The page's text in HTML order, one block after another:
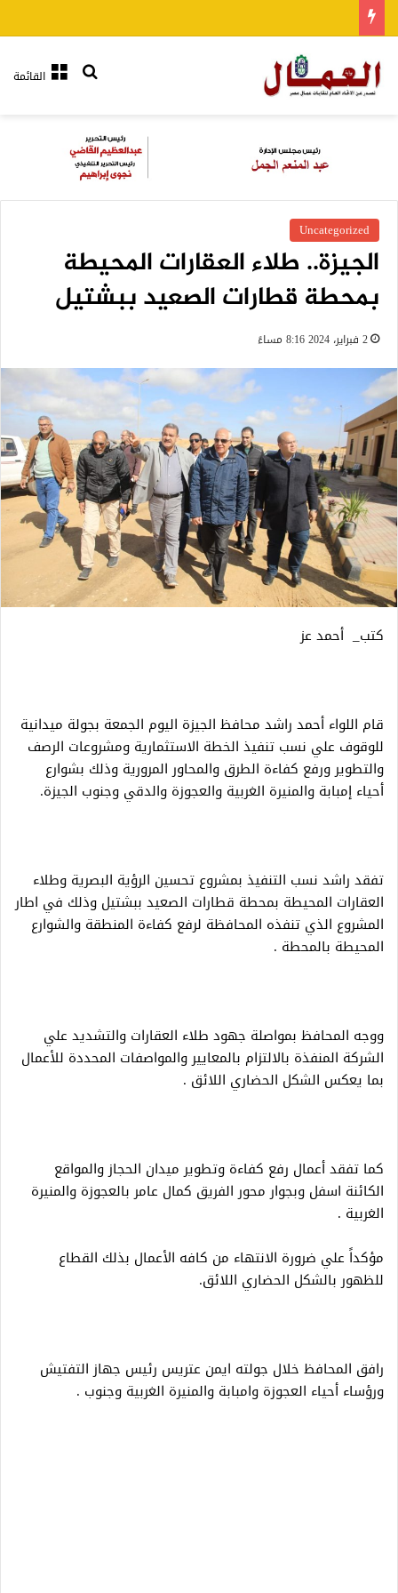
القائمةبحث عن
Uncategorized
الجيزة.. طلاء العقارات المحيطة
بمحطة قطارات الصعيد ببشتيل
2 فبراير، 2024 8:16 مساءً
كتب_ أحمد عز
قام اللواء أحمد راشد محافظ الجيزة اليوم الجمعة بجولة ميدانية
للوقوف علي نسب تنفيذ الخطة الاستثمارية ومشروعات الرصف
والتطوير ورفع كفاءة الطرق والمحاور المرورية وذلك بشوارع
أحياء إمبابة والمنيرة الغربية والعجوزة والدقي وجنوب الجيزة.
تفقد راشد نسب التنفيذ بمشروع تحسين الرؤية البصرية وطلاء
العقارات المحيطة بمحطة قطارات الصعيد ببشتيل وذلك في اطار
المشروع الذي تنفذه المحافظة لرفع كفاءة المنطقة والشوارع
المحيطة بالمحطة .
ووجه المحافظ بمواصلة جهود طلاء العقارات والتشديد علي
الشركة المنفذة بالالتزام بالمعايير والمواصفات المحددة للأعمال
بما يعكس الشكل الحضاري اللائق .
كما تفقد أعمال رفع كفاءة وتطوير ميدان الحجاز والمواقع
الكائنة اسفل وبجوار محور الفريق كمال عامر بالعجوزة والمنيرة
الغربية .
مؤكداً علي ضرورة الانتهاء من كافه الأعمال بذلك القطاع
للظهور بالشكل الحضاري اللائق.
رافق المحافظ خلال جولته ايمن عتريس رئيس جهاز التفتيش
ورؤساء أحياء العجوزة وامبابة والمنيرة الغربية وجنوب .